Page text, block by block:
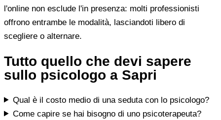
l'online non esclude l'in presenza: molti professionisti
offrono entrambe le modalità, lasciandoti libero di
scegliere o alternare.
Tutto quello che devi sapere
sullo psicologo a Sapri
Qual è il costo medio di una seduta con lo psicologo?
Come capire se hai bisogno di uno psicoterapeuta?